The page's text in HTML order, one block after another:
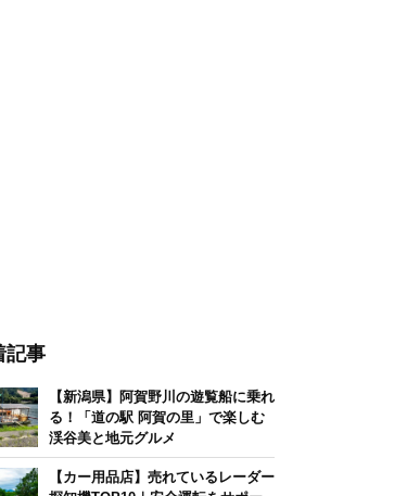
記事
【新潟県】阿賀野川の遊覧船に乗れ
る！「道の駅 阿賀の里」で楽しむ
渓谷美と地元グルメ
【カー用品店】売れているレーダー